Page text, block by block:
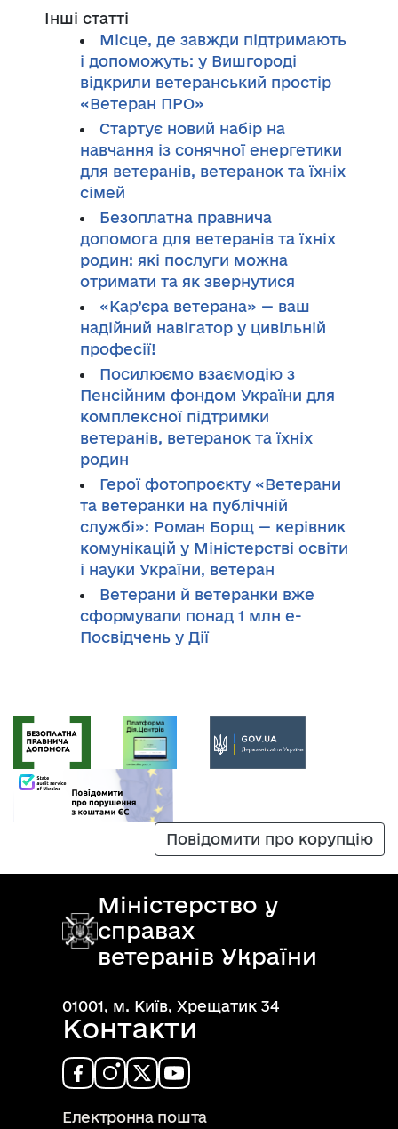
Інші статті
Місце, де завжди підтримають
і допоможуть: у Вишгороді
відкрили ветеранський простір
«Ветеран ПРО»
Стартує новий набір на
навчання із сонячної енергетики
для ветеранів, ветеранок та їхніх
сімей
Безоплатна правнича
допомога для ветеранів та їхніх
родин: які послуги можна
отримати та як звернутися
«Кар’єра ветерана» — ваш
надійний навігатор у цивільній
професії!
Посилюємо взаємодію з
Пенсійним фондом України для
комплексної підтримки
ветеранів, ветеранок та їхніх
родин
Герої фотопроєкту «Ветерани
та ветеранки на публічній
службі»: Роман Борщ — керівник
комунікацій у Міністерстві освіти
і науки України, ветеран
Ветерани й ветеранки вже
сформували понад 1 млн е-
Посвідчень у Дії
Повідомити про корупцію
Міністерство у
справах
ветеранів України
01001, м. Київ, Хрещатик 34
Контакти
Електронна пошта